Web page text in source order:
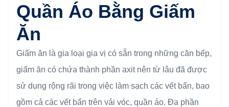
Quần Áo Bằng Giấm
Ăn
Giấm ăn là gia loại gia vị có sẵn trong những căn bếp,
giấm ăn có chứa thành phần axit nên từ lâu đã được
sử dụng rộng rãi trong việc làm sạch các vết bẩn, bao
gồm cả các vết bẩn trên vải vóc, quần áo. Đa phần